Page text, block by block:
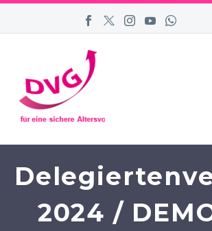
2024 /